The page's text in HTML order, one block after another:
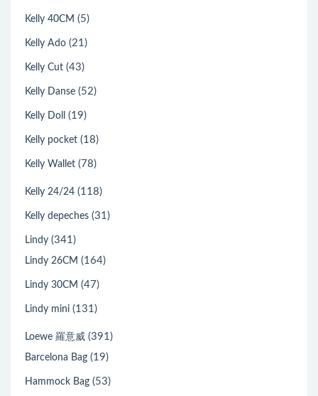
Kelly 40CM (5)
Kelly Ado (21)
Kelly Cut (43)
Kelly Danse (52)
Kelly Doll (19)
Kelly pocket (18)
Kelly Wallet (78)
Kelly 24/24 (118)
Kelly depeches (31)
Lindy (341)
Lindy 26CM (164)
Lindy 30CM (47)
Lindy mini (131)
Loewe 羅意威 (391)
Barcelona Bag (19)
Hammock Bag (53)